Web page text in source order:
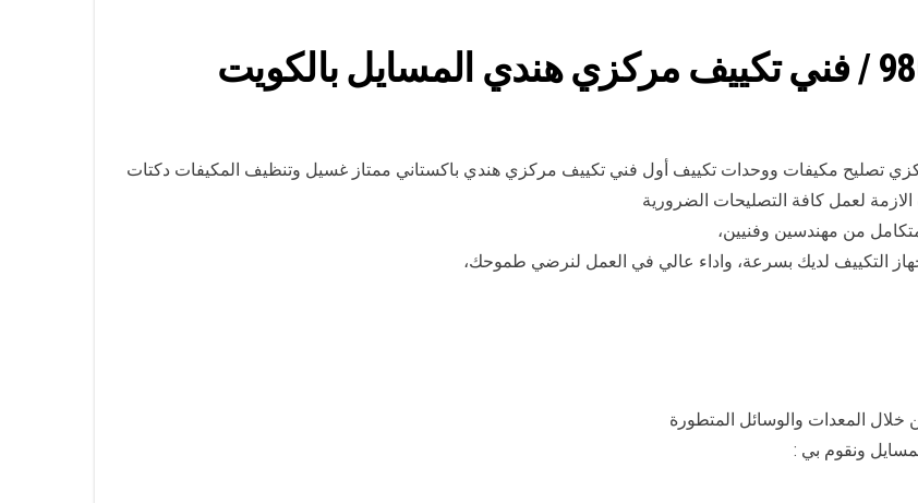
تصليح مكيفات ووحدات تكييف أول فني تكييف مركزي هندي باكستاني ممتاز غسيل وتنظيف المكيفات دكتات
لعمل كافة التصليحات الضرورية
من مهندسين وفنيين،
جهاز التكييف لديك بسرعة، واداء عالي في العمل لنرضي طموحك،
المعدات والوسائل المتطورة
ونقوم بي :